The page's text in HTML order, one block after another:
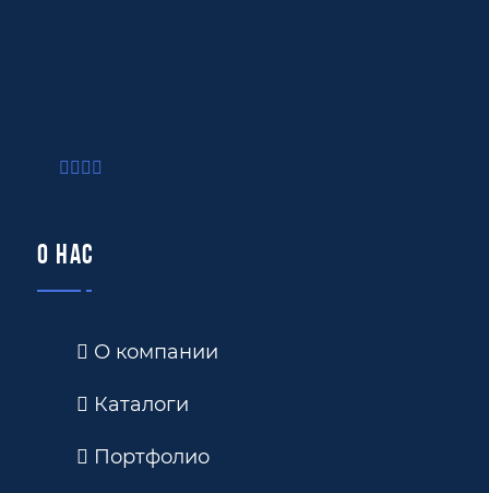
О нас
О компании
Каталоги
Портфолио